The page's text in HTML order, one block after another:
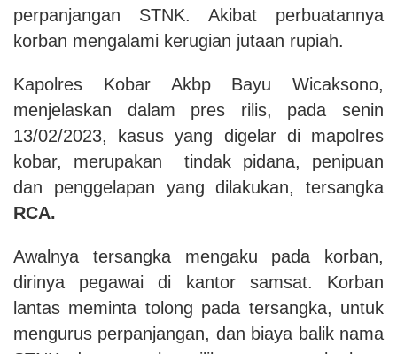
perpanjangan STNK. Akibat perbuatannya
korban mengalami kerugian jutaan rupiah.
Kapolres Kobar Akbp Bayu Wicaksono,
menjelaskan dalam pres rilis, pada senin
13/02/2023, kasus yang digelar di mapolres
kobar, merupakan tindak pidana, penipuan
dan penggelapan yang dilakukan, tersangka
RCA.
Awalnya tersangka mengaku pada korban,
dirinya pegawai di kantor samsat. Korban
lantas meminta tolong pada tersangka, untuk
mengurus perpanjangan, dan biaya balik nama